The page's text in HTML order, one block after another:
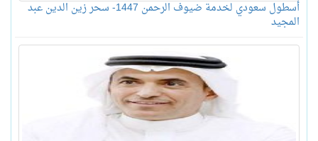
أسطول سعودي لخدمة ضيوف الرحمن 1447- سحر زين الدين عبد
المجيد